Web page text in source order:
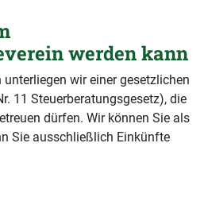
werden kann
wir einer gesetzlichen
11 Steuerberatungsgesetz), die
dürfen. Wir können Sie als
Sie ausschließlich Einkünfte